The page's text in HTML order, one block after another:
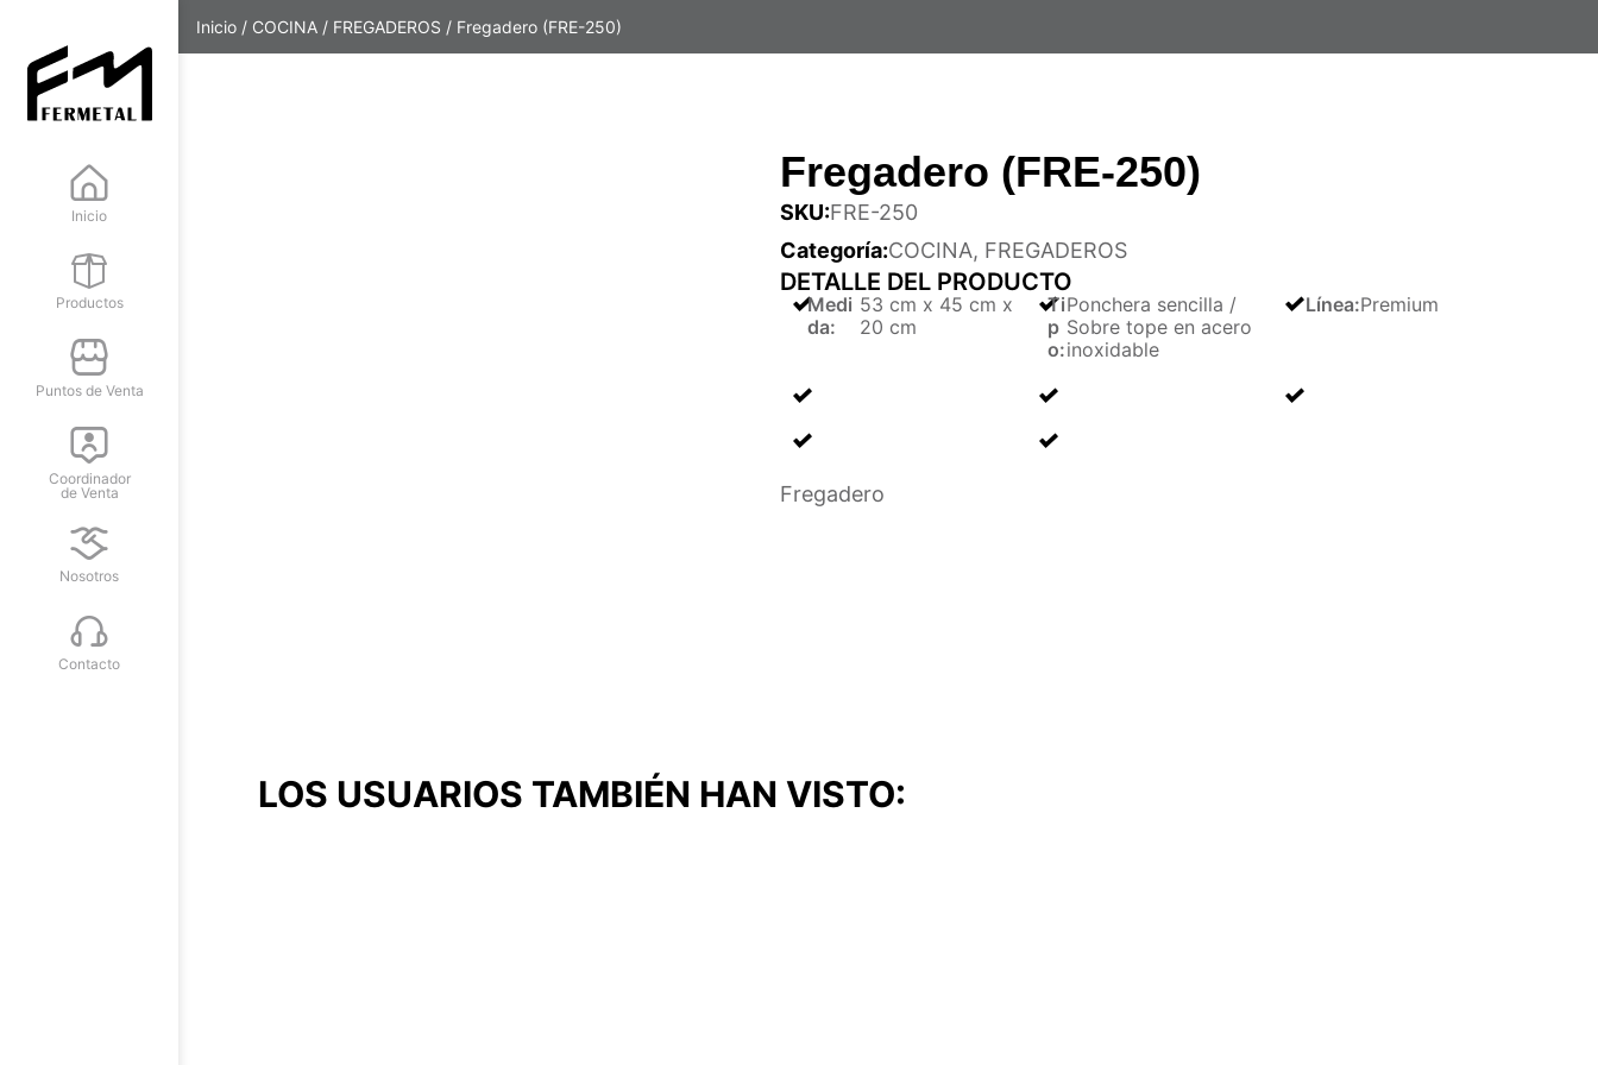
Inicio
Productos
Puntos de Venta
Coordinador
de Venta
Nosotros
Contacto
Inicio / COCINA / FREGADEROS / Fregadero (FRE-250)
Fregadero (FRE-250)
SKU:FRE-250
Categoría:COCINA, FREGADEROS
DETALLE DEL PRODUCTO
Medi
da:
53 cm x 45 cm x
20 cm
Ti
p
o:
Ponchera sencilla /
Sobre tope en acero
inoxidable
Línea:Premium
Fregadero
LOS USUARIOS TAMBIÉN HAN VISTO: